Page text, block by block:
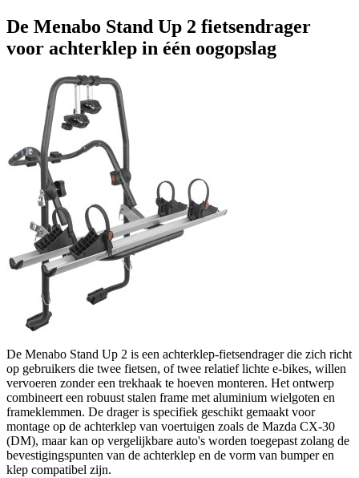
De Menabo Stand Up 2 fietsendrager
voor achterklep in één oogopslag
De Menabo Stand Up 2 is een achterklep-fietsendrager die zich richt
op gebruikers die twee fietsen, of twee relatief lichte e-bikes, willen
vervoeren zonder een trekhaak te hoeven monteren. Het ontwerp
combineert een robuust stalen frame met aluminium wielgoten en
frameklemmen. De drager is specifiek geschikt gemaakt voor
montage op de achterklep van voertuigen zoals de Mazda CX-30
(DM), maar kan op vergelijkbare auto's worden toegepast zolang de
bevestigingspunten van de achterklep en de vorm van bumper en
klep compatibel zijn.